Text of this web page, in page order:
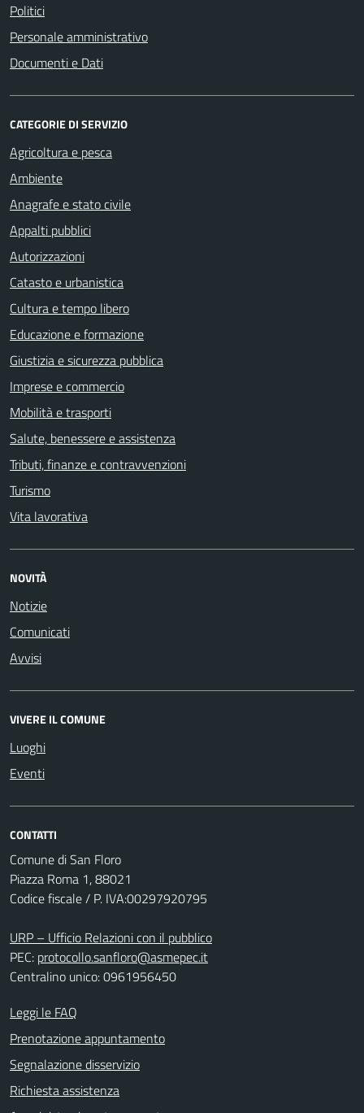
Politici
Personale amministrativo
Documenti e Dati
CATEGORIE DI SERVIZIO
Agricoltura e pesca
Ambiente
Anagrafe e stato civile
Appalti pubblici
Autorizzazioni
Catasto e urbanistica
Cultura e tempo libero
Educazione e formazione
Giustizia e sicurezza pubblica
Imprese e commercio
Mobilità e trasporti
Salute, benessere e assistenza
Tributi, finanze e contravvenzioni
Turismo
Vita lavorativa
NOVITÀ
Notizie
Comunicati
Avvisi
VIVERE IL COMUNE
Luoghi
Eventi
CONTATTI
Comune di San Floro
Piazza Roma 1, 88021
Codice fiscale / P. IVA:00297920795
URP – Ufficio Relazioni con il pubblico
PEC: protocollo.sanfloro@asmepec.it
Centralino unico: 0961956450
Leggi le FAQ
Prenotazione appuntamento
Segnalazione disservizio
Richiesta assistenza